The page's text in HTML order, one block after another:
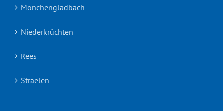
Mönchengladbach
Niederkrüchten
Rees
Straelen